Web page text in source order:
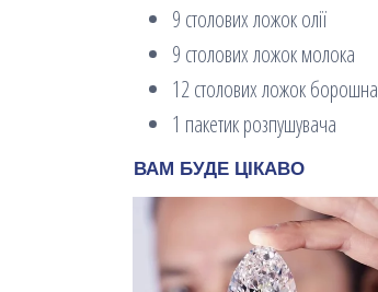
9 столових ложок олії
9 столових ложок молока
12 столових ложок борошна
1 пакетик розпушувача